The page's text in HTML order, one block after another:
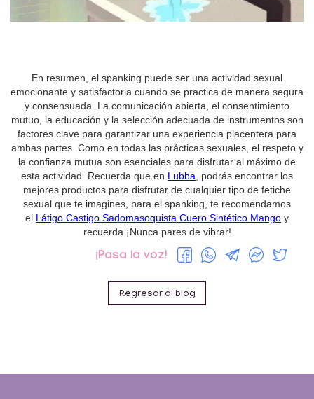
En resumen, el spanking puede ser una actividad sexual
emocionante y satisfactoria cuando se practica de manera segura
y consensuada. La comunicación abierta, el consentimiento
mutuo, la educación y la selección adecuada de instrumentos son
factores clave para garantizar una experiencia placentera para
ambas partes. Como en todas las prácticas sexuales, el respeto y
la confianza mutua son esenciales para disfrutar al máximo de
esta actividad. Recuerda que en Lubba, podrás encontrar los
mejores productos para disfrutar de cualquier tipo de fetiche
sexual que te imagines, para el spanking, te recomendamos
el Látigo Castigo Sadomasoquista Cuero Sintético Mango y
recuerda ¡Nunca pares de vibrar!
¡Pasa la voz!
Regresar al blog